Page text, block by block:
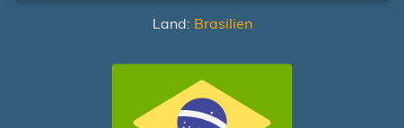
Land: Brasilien